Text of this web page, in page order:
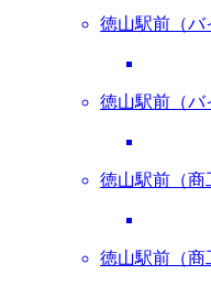
徳山駅前（
徳山駅前（
徳山駅前（
徳山駅前（